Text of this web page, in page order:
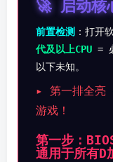
🚀 启动核
前置检测 ：打开
代及以上CPU =
以下未知。
▸ 第一排全亮
游戏！
第一步：
通用于所有D